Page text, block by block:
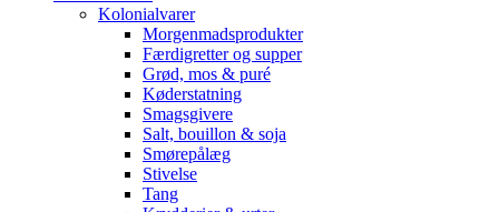
Kolonialvarer
Morgenmadsprodukter
Færdigretter og supper
Grød, mos & puré
Køderstatning
Smagsgivere
Salt, bouillon & soja
Smørepålæg
Stivelse
Tang